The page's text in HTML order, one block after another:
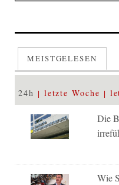
MEISTGELESEN
24h letzte Woche
Die
Wie